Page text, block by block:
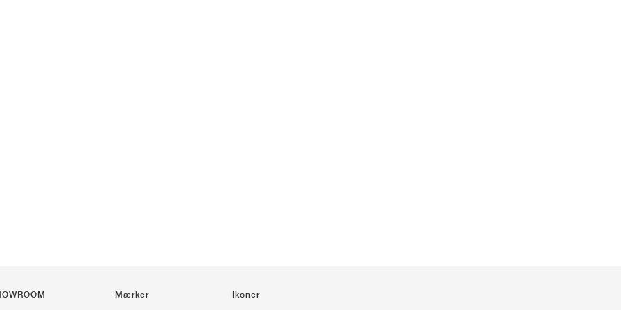
Mærker Ikoner